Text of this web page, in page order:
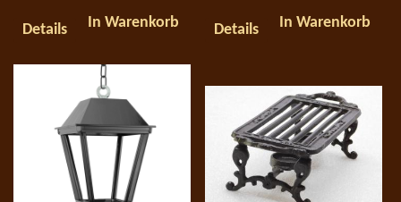
Details In Warenkorb Details In Warenkorb